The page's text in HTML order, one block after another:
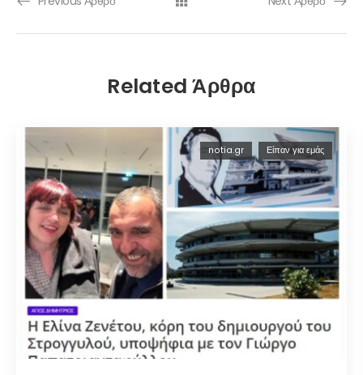
Related Άρθρα
notia.gr Είπαν για εμάς